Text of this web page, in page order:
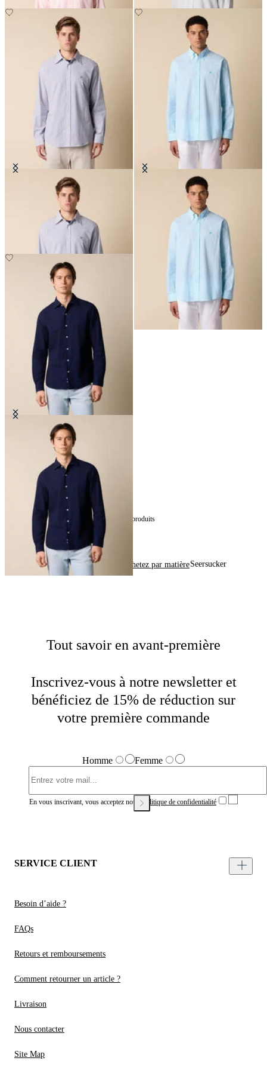
Chemise Regular Fit en seersucker
avec col Button Down
Chemise Regular Fit en seersucker
avec col Button Down
Chemise Slim Fit en Seersucker
avec Col Ouvert
produits
Home Chemises Achetez par matièreSeersucker
Tout savoir en avant-première
Inscrivez-vous à notre newsletter et
bénéficiez de 15% de réduction sur
votre première commande
Homme Femme
En vous inscrivant, vous acceptez notrePolitique de confidentialité
SERVICE CLIENT
Besoin d’aide ?
FAQs
Retours et remboursements
Comment retourner un article ?
Livraison
Nous contacter
Site Map